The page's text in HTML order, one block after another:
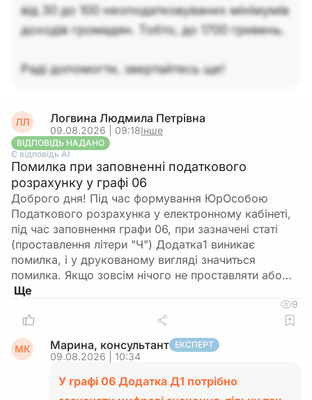
від 30 до 100 неоподатковуваних мінімумів
доходів громадян. Тобто, до 1700 гривень.
Раді допомогти, звертайтесь ще!
ЛЛ Логвина Людмила Петрівна
09.08.2026 | 09:18Інше
ВІДПОВІДЬ НАДАНО
Є відповідь АІ
Помилка при заповненні податкового
розрахунку у графі 06
Доброго дня! Під час формування ЮрОсобою
Податкового розрахунка у електронному кабінеті,
під час заповнення графи 06, при зазначені статі
(проставлення літери "Ч") Додатка1 виникає
помилка, і у друкованому вигляді значиться
помилка. Якщо зовсім нічого не проставляти або…
9
МК Марина, консультант ЕКСПЕРТ
09.08.2026 | 10:34
У графі 06 Додатка Д1 потрібно